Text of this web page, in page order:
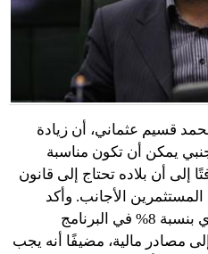
قسيم عثماني، أن زيادة
يمكن أن تكون مناسبة
إلى أن بلاده تحتاج إلى قانون
الأجانب. وأكد
عثماني أنه لتحقيق نموّ اقتصادي بنسبة 8% في البرنامج
مصادر مالية، مضيفًا أنه يجب